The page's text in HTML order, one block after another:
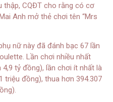
thập, CQĐT cho rằng có cơ
Anh mở thẻ chơi tên “Mrs
nữ này đã đánh bạc 67 lần
Lần chơi nhiều nhất
tỷ đồng), lần chơi ít nhất là
triệu đồng), thua hơn 394.307